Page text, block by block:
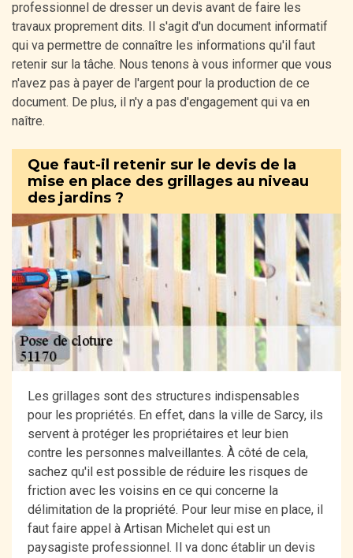
professionnel de dresser un devis avant de faire les
travaux proprement dits. Il s'agit d'un document informatif
qui va permettre de connaître les informations qu'il faut
retenir sur la tâche. Nous tenons à vous informer que vous
n'avez pas à payer de l'argent pour la production de ce
document. De plus, il n'y a pas d'engagement qui va en
naître.
Que faut-il retenir sur le devis de la
mise en place des grillages au niveau
des jardins ?
Les grillages sont des structures indispensables
pour les propriétés. En effet, dans la ville de Sarcy, ils
servent à protéger les propriétaires et leur bien
contre les personnes malveillantes. À côté de cela,
sachez qu'il est possible de réduire les risques de
friction avec les voisins en ce qui concerne la
délimitation de la propriété. Pour leur mise en place, il
faut faire appel à Artisan Michelet qui est un
paysagiste professionnel. Il va donc établir un devis